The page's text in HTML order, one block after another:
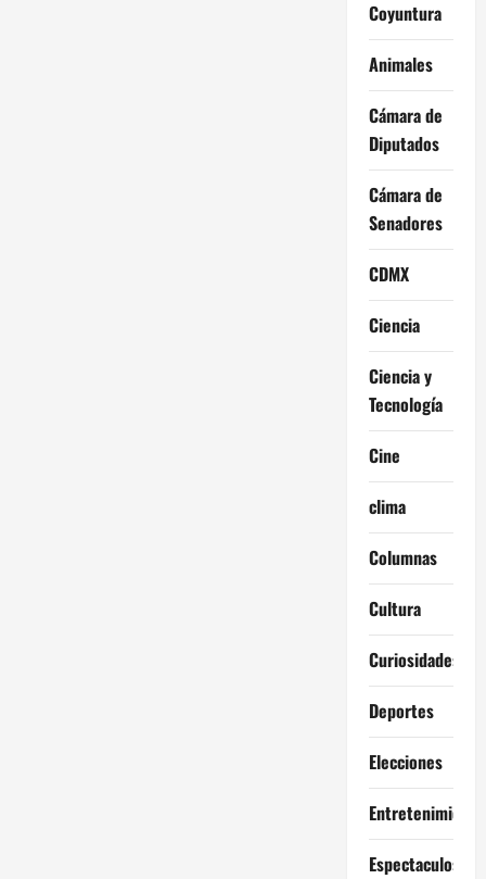
Coyuntura
Animales
Cámara de
Diputados
Cámara de
Senadores
CDMX
Ciencia
Ciencia y
Tecnología
Cine
clima
Columnas
Cultura
Curiosidades
Deportes
Elecciones
Entretenimiento
Espectaculos